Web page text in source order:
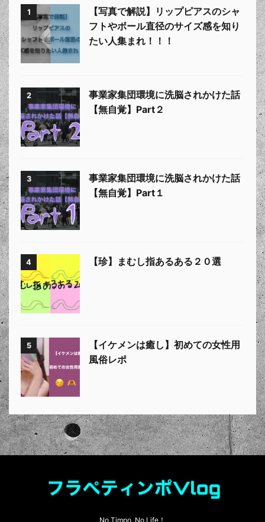
1
【写真で解説】リップピアスのシャ
フトやボール直径のサイズ感を知り
たい人集まれ！！！
2
事業家集団環境に洗脳されかけた話
【無自覚】Part２
3
事業家集団環境に洗脳されかけた話
【無自覚】Part１
4 【珍】まむし指あるある２０選
5
【イケメンは癒し】初めての女性用
風俗レポ
No Timpo, No Life！